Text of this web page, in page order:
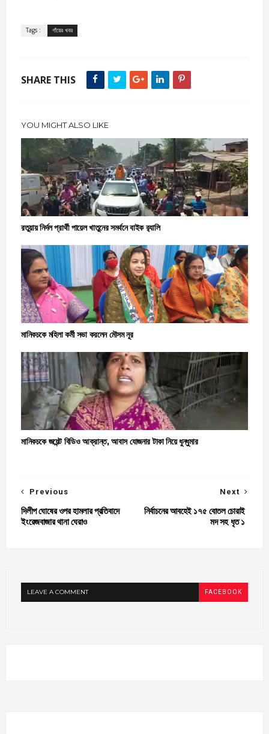
Tags : গাঁয়ের খবর
SHARE THIS
YOU MIGHT ALSO LIKE
রতুয়ায় নির্দল প্রার্থী পায়েল খাতুনের সমর্থনে বাইক ব়্যালি
মানিকচকে মহিলা কর্মী সভা করলেন মৌসম নূর
মানিকচকে জয়েন্ট বিডিও আক্রান্ত, আবাস যোজনার টাকা নিয়ে ধুন্ধুমার
Next
নির্বাচনের আবহেই ১৭৫ বোতল চোরাই
মদ সহ ধৃত ১
Previous
দিলীপ ঘোষের ওপর হামলার প্রতিবাদে
ইংরেজবাজার থানা ঘেরাও
LEAVE A COMMENT FACEBOOK